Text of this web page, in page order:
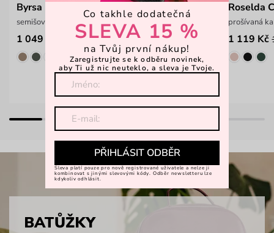
Byrsa Intrecciato Wine Red
semišová crossbody kabelka s proplétaným vzorem
1 049 Kč 1 399 Kč
Roselda
prošívaná
1 119 Kč
BATŮŽKY
Co takhle dodatečná
SLEVA 15 %
na Tvůj první nákup!
Zaregistrujte se k odběru novinek,
aby Ti už nic neuteklo, a sleva je Tvoje.
PŘIHLÁSIT ODBĚR
Sleva platí pouze pro nově registrované uživatele a nelze ji
kombinovat s jinými slevovými kódy. Odběr newsletteru lze
kdykoliv odhlásit.